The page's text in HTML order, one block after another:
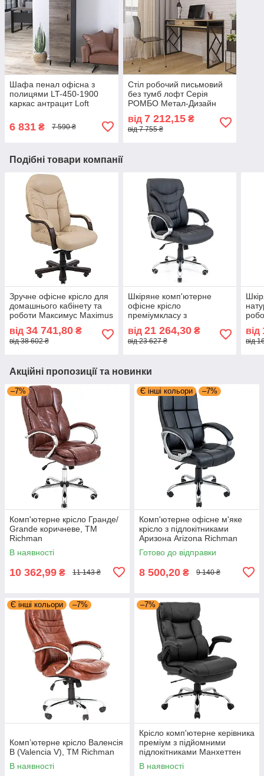
Шафа пенал офісна з
полицями LT-450-1900
каркас антрацит Loft
6 831 ₴ 7 590 ₴
Стіл робочий письмовий
без тумб лофт Серія
РОМБО Метал-Дизайн
від 7 212,15₴
від 7 755 ₴
Подібні товари компанії
Зручне офісне крісло для
домашнього кабінету та
роботи Максимус Maximus
від 34 741,80 ₴
від 38 602 ₴
Шкіряне комп'ютерне
офісне крісло
преміумкласу з
Ю Richman
від 21 264,30₴
від 23 627 ₴
від
від
Акційні пропозиції та новинки
–7%
Комп'ютерне крісло Гранде/
Grande коричневе, ТМ
Richman
В наявності
10 362,99 ₴ 11 143 ₴
Є інші кольори –7%
Комп'ютерне офісне м'яке
крісло з підлокітниками
Аризона Arizona Richman
Готово до відправки
8 500,20 ₴ 9 140 ₴
Є інші кольори –7%
Комп’ютерне крісло Валенсія
В (Valencia V), ТМ Richman
В наявності
–7%
Крісло комп'ютерне керівника
преміум з підйомними
підлокітниками Манхеттен
Manhattan шкірозамінником
чорний Richman
В наявності